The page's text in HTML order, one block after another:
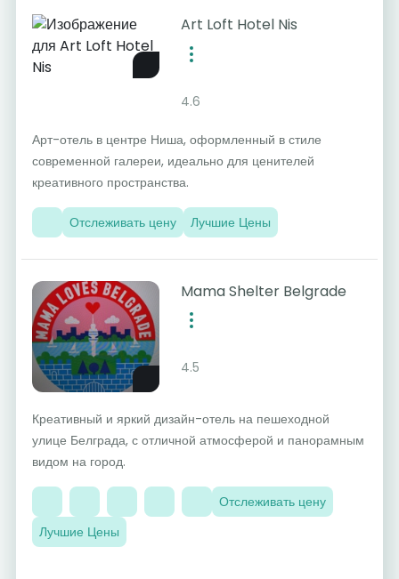
Art Loft Hotel Nis
4.6
Арт-отель в центре Ниша, оформленный в стиле
современной галереи, идеально для ценителей
креативного пространства.
Отслеживать цену Лучшие Цены
Mama Shelter Belgrade
4.5
Креативный и яркий дизайн-отель на пешеходной
улице Белграда, с отличной атмосферой и панорамным
видом на город.
Отслеживать цену
Лучшие Цены